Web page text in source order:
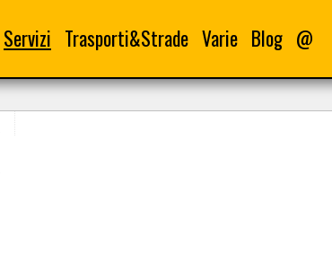
Servizi Trasporti&Strade Varie Blog @